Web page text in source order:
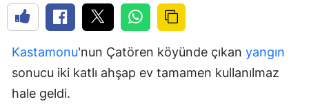
Kastamonu'nun Çatören köyünde çıkan yangın
sonucu iki katlı ahşap ev tamamen kullanılmaz
hale geldi.